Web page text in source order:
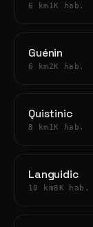
6 km 1K hab.
Guénin
6 km 2K hab.
Quistinic
8 km 1K hab.
Languidic
10 km8K hab.